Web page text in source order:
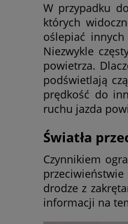
W przypadku
których
oślepiać
Niezwykle
powietrza.
podświetlają
prędkość do
ruchu jazda
Światła
Czynnikiem
drodze z
informacji na